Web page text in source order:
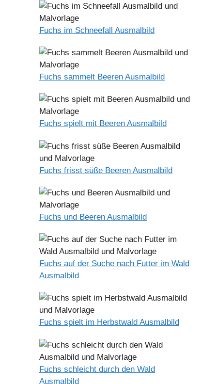
Fuchs im Schneefall Ausmalbild
Fuchs sammelt Beeren Ausmalbild
Fuchs spielt mit Beeren Ausmalbild
Fuchs frisst süße Beeren Ausmalbild
Fuchs und Beeren Ausmalbild
Fuchs auf der Suche nach Futter im Wald
Ausmalbild
Fuchs spielt im Herbstwald Ausmalbild
Fuchs schleicht durch den Wald
Ausmalbild